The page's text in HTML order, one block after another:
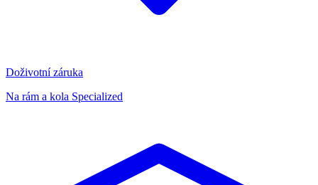
Doživotní záruka
Na rám a kola Specialized